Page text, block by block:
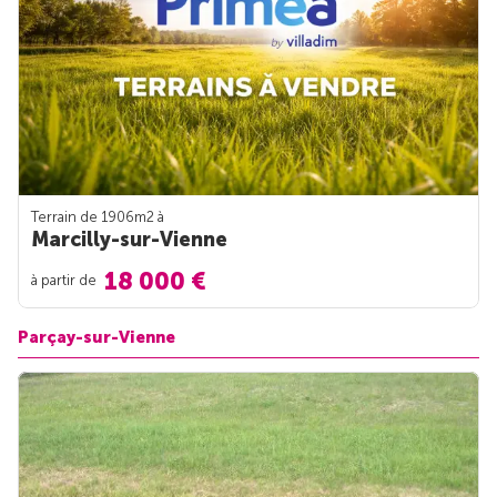
Terrain de 1906m2 à
Marcilly-sur-Vienne
à partir de 18 000 €
Parçay-sur-Vienne